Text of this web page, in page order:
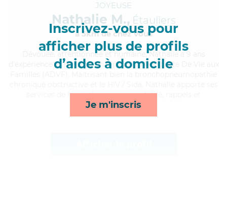
Inscrivez-vous pour
afficher plus de profils
d’aides à domicile
Je m'inscris
JOYEUSE
Nathalie M., Étauliers
à 5km de chez Vous
, attentionnée et humaine, Nathalie a 9 ans
d'expérience et possède un diplôme d'Assistante De Vie aux
services de lessive/repassage, mobilité, rappels et
toilette/habillage*